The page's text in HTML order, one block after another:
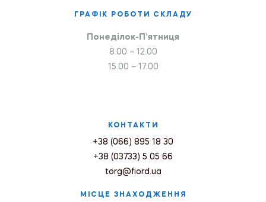
ГРАФІК РОБОТИ СКЛАДУ
Понеділок-П’ятниця
8.00 – 12.00
15.00 – 17.00
КОНТАКТИ
+38 (066) 895 18 30
+38 (03733) 5 05 66
torg@fiord.ua
МІСЦЕ ЗНАХОДЖЕННЯ